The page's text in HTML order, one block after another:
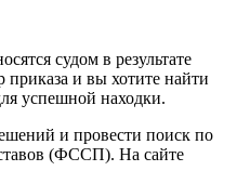
судом в результате
приказа и вы хотите найти
успешной находки.
и провести поиск по
(ФССП). На сайте